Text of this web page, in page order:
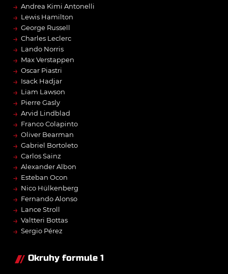
→ Andrea Kimi Antonelli
→ Lewis Hamilton
→ George Russell
→ Charles Leclerc
→ Lando Norris
→ Max Verstappen
→ Oscar Piastri
→ Isack Hadjar
→ Liam Lawson
→ Pierre Gasly
→ Arvid Lindblad
→ Franco Colapinto
→ Oliver Bearman
→ Gabriel Bortoleto
→ Carlos Sainz
→ Alexander Albon
→ Esteban Ocon
→ Nico Hülkenberg
→ Fernando Alonso
→ Lance Stroll
→ Valtteri Bottas
→ Sergio Pérez
Okruhy formule 1